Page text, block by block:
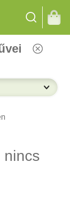
nincs